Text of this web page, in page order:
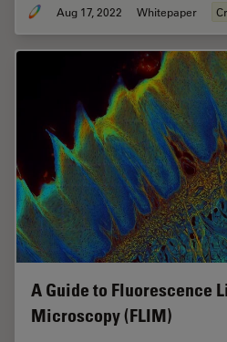
Aug 17, 2022 Whitepaper
A Guide to Fluorescence
Microscopy (FLIM)